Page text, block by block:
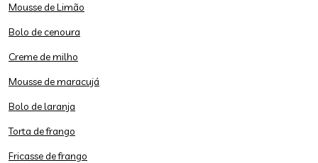
Mousse de Limão
Bolo de cenoura
Creme de milho
Mousse de maracujá
Bolo de laranja
Torta de frango
Fricasse de frango